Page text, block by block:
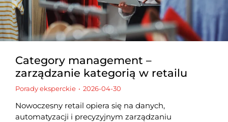
Category management –
zarządzanie kategorią w retailu
Porady eksperckie 2026-04-30
Nowoczesny retail opiera się na danych,
automatyzacji i precyzyjnym zarządzaniu